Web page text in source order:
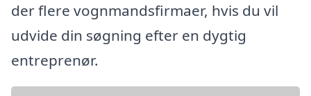
der flere vognmandsfirmaer, hvis du vil
udvide din søgning efter en dygtig
entreprenør.